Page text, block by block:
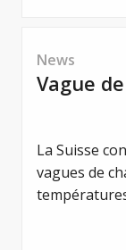
que la perte
d'un
comme un
toujours
News
Vague
La Suisse
vagues de
personnes